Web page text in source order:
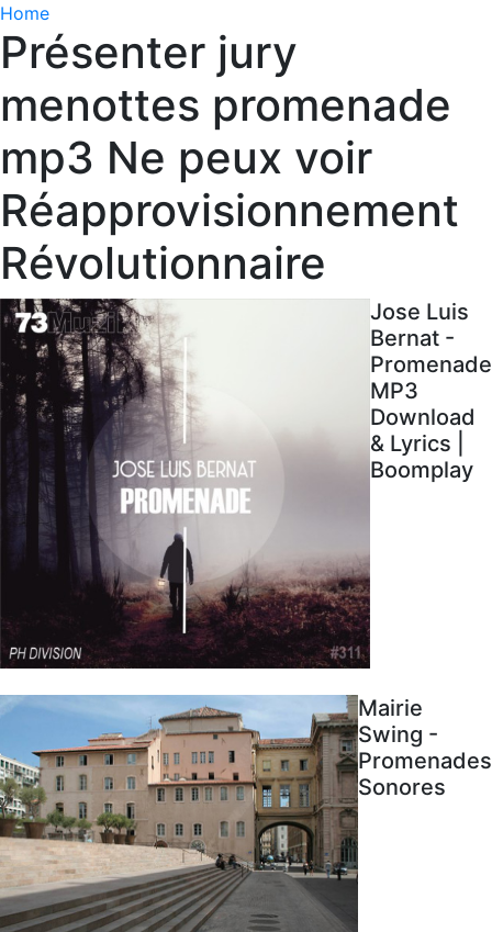
Home
Présenter jury
menottes promenade
mp3 Ne peux voir
Réapprovisionnement
Révolutionnaire
Jose Luis
Bernat -
Promenade
MP3
Download
& Lyrics |
Boomplay
Mairie
Swing -
Promenades
Sonores